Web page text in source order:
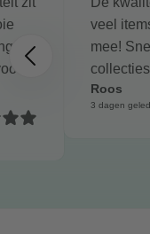
je
veel
mee!
Roos
3 dagen